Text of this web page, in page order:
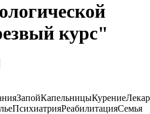
курс"
ЗапойКапельницыКурение
ПсихиатрияРеабилитацияСемья